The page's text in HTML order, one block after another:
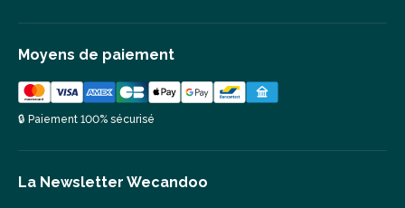
Moyens de paiement
🔒 Paiement 100% sécurisé
La Newsletter Wecandoo